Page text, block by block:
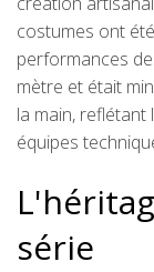
costumes ont
performances
mètre et était
la main,
équipes
série